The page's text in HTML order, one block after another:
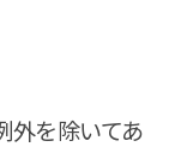
外を除いてあ